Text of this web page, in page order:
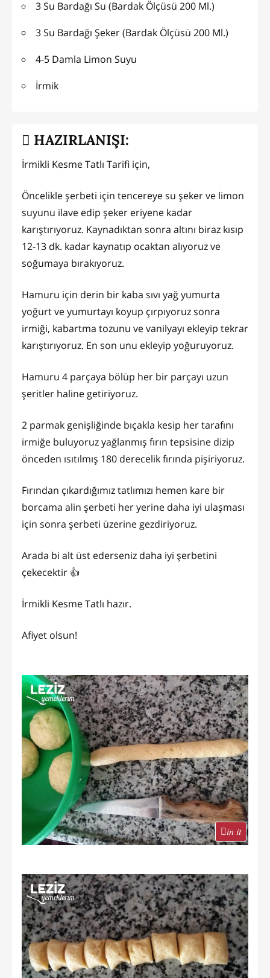
3 Su Bardağı Su (Bardak Ölçüsü 200 Ml.)
3 Su Bardağı Şeker (Bardak Ölçüsü 200 Ml.)
4-5 Damla Limon Suyu
İrmik
HAZIRLANIŞI:
İrmikli Kesme Tatlı Tarifi için,
Öncelikle şerbeti için tencereye su şeker ve limon
suyunu ilave edip şeker eriyene kadar
karıştırıyoruz. Kaynadıktan sonra altını biraz kısıp
12-13 dk. kadar kaynatıp ocaktan alıyoruz ve
soğumaya bırakıyoruz.
Hamuru için derin bir kaba sıvı yağ yumurta
yoğurt ve yumurtayı koyup çırpıyoruz sonra
irmiği, kabartma tozunu ve vanilyayı ekleyip tekrar
karıştırıyoruz. En son unu ekleyip yoğuruyoruz.
Hamuru 4 parçaya bölüp her bir parçayı uzun
şeritler haline getiriyoruz.
2 parmak genişliğinde bıçakla kesip her tarafını
irmiğe buluyoruz yağlanmış fırın tepsisine dizip
önceden ısıtılmış 180 derecelik fırında pişiriyoruz.
Fırından çıkardığımız tatlımızı hemen kare bir
borcama alin şerbeti her yerine daha iyi ulaşması
için sonra şerbeti üzerine gezdiriyoruz.
Arada bi alt üst ederseniz daha iyi şerbetini
çekecektir 👍
İrmikli Kesme Tatlı hazır.
Afiyet olsun!
in it